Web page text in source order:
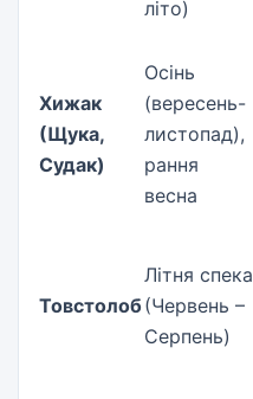
літо)
Хижак
(Щука,
Судак)
Осінь
(вересень-
листопад),
рання
весна
Товстолоб
Літня спека
(Червень –
Серпень)